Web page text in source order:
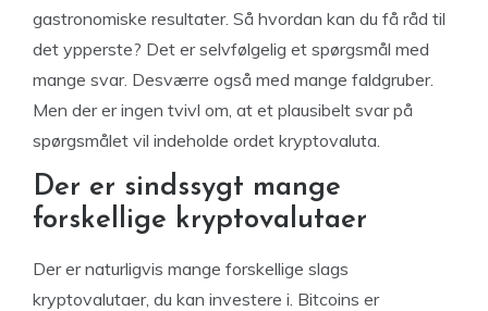
gastronomiske resultater. Så hvordan kan du få råd til
det ypperste? Det er selvfølgelig et spørgsmål med
mange svar. Desværre også med mange faldgruber.
Men der er ingen tvivl om, at et plausibelt svar på
spørgsmålet vil indeholde ordet kryptovaluta.
Der er sindssygt mange
forskellige kryptovalutaer
Der er naturligvis mange forskellige slags
kryptovalutaer, du kan investere i. Bitcoins er